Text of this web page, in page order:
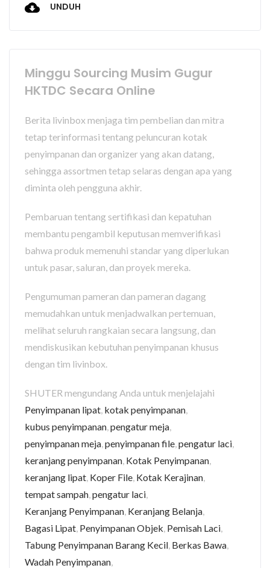
UNDUH
Minggu Sourcing Musim Gugur
HKTDC Secara Online
Berita livinbox menjaga tim pembelian dan mitra
tetap terinformasi tentang peluncuran kotak
penyimpanan dan organizer yang akan datang,
sehingga assortmen tetap selaras dengan apa yang
diminta oleh pengguna akhir.
Pembaruan tentang sertifikasi dan kepatuhan
membantu pengambil keputusan memverifikasi
bahwa produk memenuhi standar yang diperlukan
untuk pasar, saluran, dan proyek mereka.
Pengumuman pameran dan pameran dagang
memudahkan untuk menjadwalkan pertemuan,
melihat seluruh rangkaian secara langsung, dan
mendiskusikan kebutuhan penyimpanan khusus
dengan tim livinbox.
SHUTER mengundang Anda untuk menjelajahi
Penyimpanan lipat, kotak penyimpanan,
kubus penyimpanan,pengatur meja,
penyimpanan meja,penyimpanan file,pengatur laci,
keranjang penyimpanan, Kotak Penyimpanan,
keranjang lipat, Koper File, Kotak Kerajinan,
tempat sampah,pengatur laci,
Keranjang Penyimpanan, Keranjang Belanja,
Bagasi Lipat, Penyimpanan Objek, Pemisah Laci,
Tabung Penyimpanan Barang Kecil, Berkas Bawa,
Wadah Penyimpanan,